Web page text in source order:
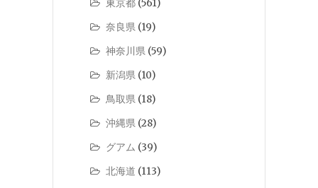
東京都 (561)
奈良県 (19)
神奈川県 (59)
新潟県 (10)
鳥取県 (18)
沖縄県 (28)
グアム (39)
北海道 (113)